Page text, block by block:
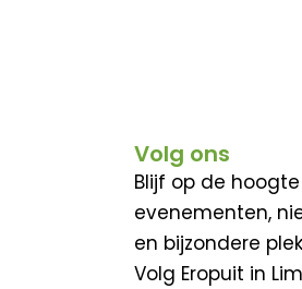
Volg ons
Blijf op de
evenementen,
en bijzondere
Volg Eropuit in